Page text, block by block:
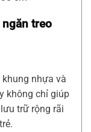
treo
nhựa và
không chỉ giúp
trữ rộng rãi